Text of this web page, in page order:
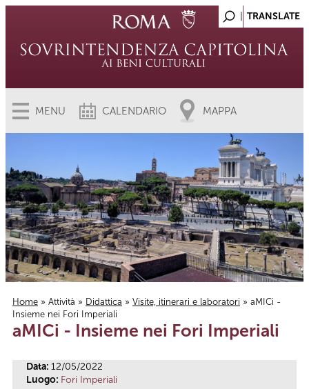
MENU CALENDARIO MAPPA
Tu sei qui
Home » Attività » Didattica » Visite, itinerari e laboratori » aMICi -
Insieme nei Fori Imperiali
aMICi - Insieme nei Fori Imperiali
Data: 12/05/2022
Luogo: Fori Imperiali